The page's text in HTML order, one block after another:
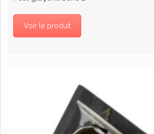
Voir le produit